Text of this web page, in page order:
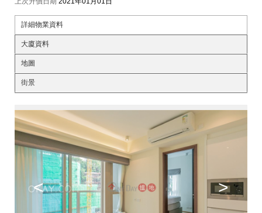
詳細物業資料
大廈資料
地圖
街景
< >